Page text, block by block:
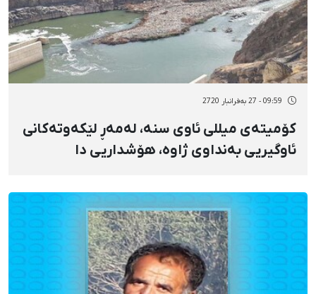
09:59 - 27 بەفرانبار 2720
کۆمیتەی میللی ئاوی سنە، لەمەڕ لێکەوتەکانی
ئاوگیریی بەنداوی ژاوە، هۆشداریی دا